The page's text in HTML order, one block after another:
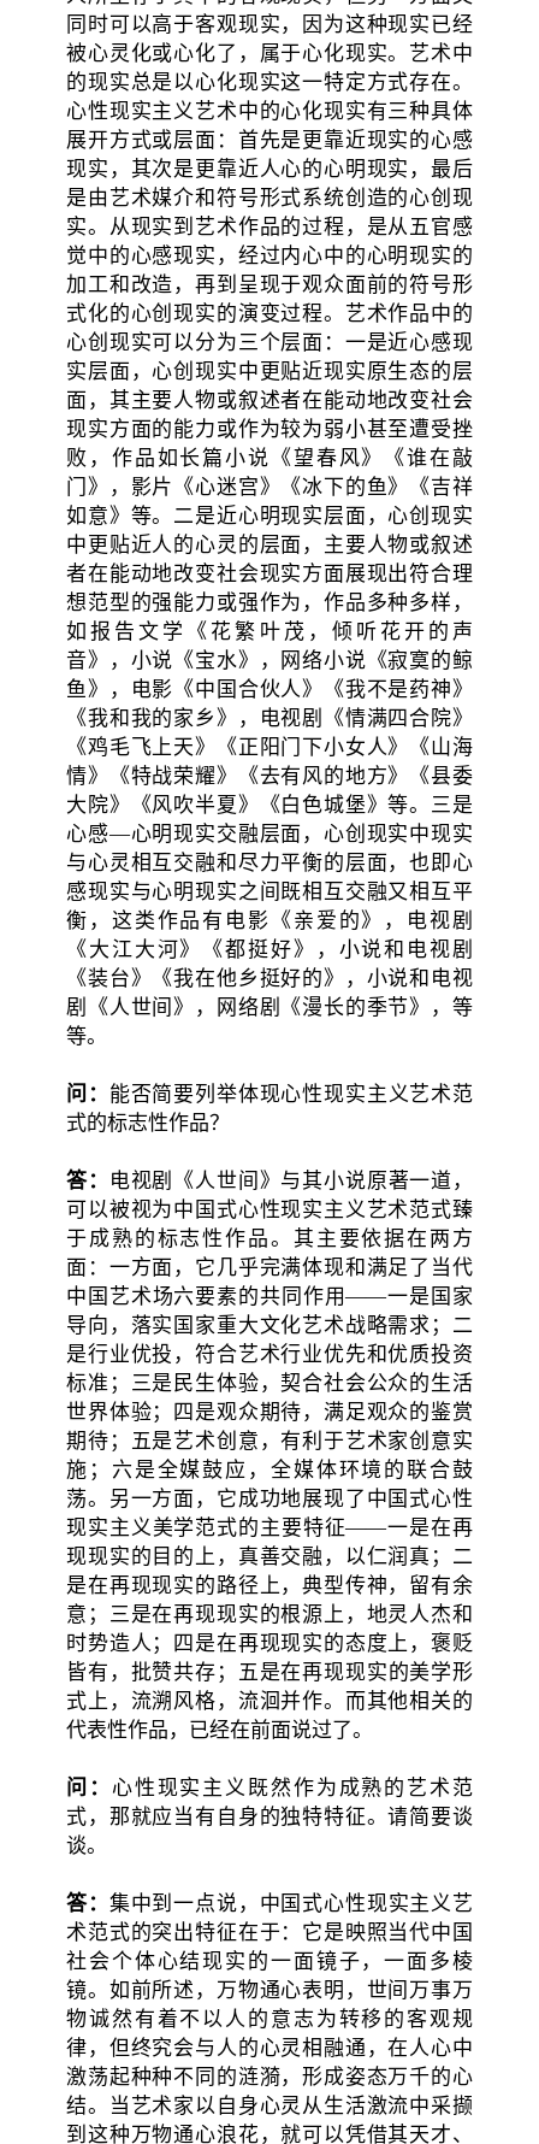
同时可以高于客观现实，因为这种现实已经
被心灵化或心化了，属于心化现实。艺术中
的现实总是以心化现实这一特定方式存在。
心性现实主义艺术中的心化现实有三种具体
展开方式或层面：首先是更靠近现实的心感
现实，其次是更靠近人心的心明现实，最后
是由艺术媒介和符号形式系统创造的心创现
实。从现实到艺术作品的过程，是从五官感
觉中的心感现实，经过内心中的心明现实的
加工和改造，再到呈现于观众面前的符号形
式化的心创现实的演变过程。艺术作品中的
心创现实可以分为三个层面：一是近心感现
实层面，心创现实中更贴近现实原生态的层
面，其主要人物或叙述者在能动地改变社会
现实方面的能力或作为较为弱小甚至遭受挫
败，作品如长篇小说《望春风》《谁在敲
门》，影片《心迷宫》《冰下的鱼》《吉祥
如意》等。二是近心明现实层面，心创现实
中更贴近人的心灵的层面，主要人物或叙述
者在能动地改变社会现实方面展现出符合理
想范型的强能力或强作为，作品多种多样，
如报告文学《花繁叶茂，倾听花开的声
音》，小说《宝水》，网络小说《寂寞的鲸
鱼》，电影《中国合伙人》《我不是药神》
《我和我的家乡》，电视剧《情满四合院》
《鸡毛飞上天》《正阳门下小女人》《山海
情》《特战荣耀》《去有风的地方》《县委
大院》《风吹半夏》《白色城堡》等。三是
心感—心明现实交融层面，心创现实中现实
与心灵相互交融和尽力平衡的层面，也即心
感现实与心明现实之间既相互交融又相互平
衡，这类作品有电影《亲爱的》，电视剧
《大江大河》《都挺好》，小说和电视剧
《装台》《我在他乡挺好的》，小说和电视
剧《人世间》，网络剧《漫长的季节》，等
等。
问： 能否简要列举体现心性现实主义艺术范
式的标志性作品？
答：
电视剧《人世间》与其小说原著一道，
可以被视为中国式心性现实主义艺术范式臻
于成熟的标志性作品。其主要依据在两方
面：一方面，它几乎完满体现和满足了当代
中国艺术场六要素的共同作用——一是国家
导向，落实国家重大文化艺术战略需求；二
是行业优投，符合艺术行业优先和优质投资
标准；三是民生体验，契合社会公众的生活
世界体验；四是观众期待，满足观众的鉴赏
期待；五是艺术创意，有利于艺术家创意实
施；六是全媒鼓应，全媒体环境的联合鼓
荡。另一方面，它成功地展现了中国式心性
现实主义美学范式的主要特征——一是在再
现现实的目的上，真善交融，以仁润真；二
是在再现现实的路径上，典型传神，留有余
意；三是在再现现实的根源上，地灵人杰和
时势造人；四是在再现现实的态度上，褒贬
皆有，批赞共存；五是在再现现实的美学形
式上，流溯风格，流洄并作。而其他相关的
代表性作品，已经在前面说过了。
问： 心性现实主义既然作为成熟的艺术范
式，那就应当有自身的独特特征。请简要谈
谈。
答： 集中到一点说，中国式心性现实主义艺
术范式的突出特征在于：它是映照当代中国
社会个体心结现实的一面镜子，一面多棱
镜。如前所述，万物通心表明，世间万事万
物诚然有着不以人的意志为转移的客观规
律，但终究会与人的心灵相融通，在人心中
激荡起种种不同的涟漪，形成姿态万千的心
结。当艺术家以自身心灵从生活激流中采撷
到这种万物通心浪花，就可以凭借其天才、